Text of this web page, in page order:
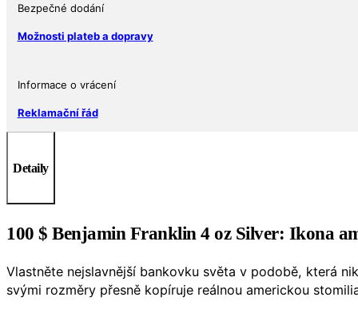
Bezpečné dodání
Možnosti plateb a dopravy
Informace o vrácení
Reklamační řád
Detaily
100 $ Benjamin Franklin 4 oz Silver: Ikona
Vlastněte nejslavnější bankovku světa v podobě, která
svými rozměry přesně kopíruje reálnou americkou